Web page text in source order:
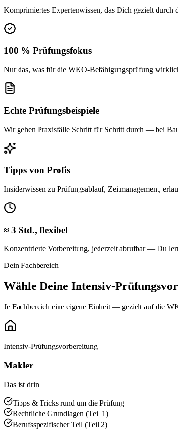
Komprimiertes Expertenwissen, das Dich gezielt durch
100 % Prüfungsfokus
Nur das, was für die WKO-Befähigungsprüfung
Echte Prüfungsbeispiele
Wir gehen Praxisfälle Schritt für Schritt durch — bei
Tipps von Profis
Insiderwissen zu Prüfungsablauf, Zeitmanagement,
≈ 3 Std., flexibel
Konzentrierte Vorbereitung, jederzeit abrufbar — Du
Dein Fachbereich
Wähle Deine Intensiv-
Je Fachbereich eine eigene Einheit — gezielt auf die
Intensiv-Prüfungsvorbereitung
Makler
Das ist drin
Tipps & Tricks rund um die Prüfung
Rechtliche Grundlagen (Teil 1)
Berufsspezifischer Teil (Teil 2)